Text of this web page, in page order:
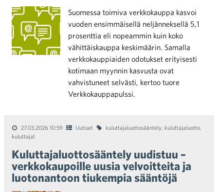
Suomessa toimiva verkkokauppa kasvoi
vuoden ensimmäisellä neljänneksellä 5,1
prosenttia eli nopeammin kuin koko
vähittäiskauppa keskimäärin. Samalla
verkkokauppiaiden odotukset erityisesti
kotimaan myynnin kasvusta ovat
vahvistuneet selvästi, kertoo tuore
Verkkokauppapulssi.
27.03.2026 10:59 Uutiset kuluttajaluottosääntely, kuluttajaluotto,
kuluttajat
Kuluttajaluottosääntely uudistuu –
verkkokaupoille uusia velvoitteita ja
luotonantoon tiukempia sääntöjä